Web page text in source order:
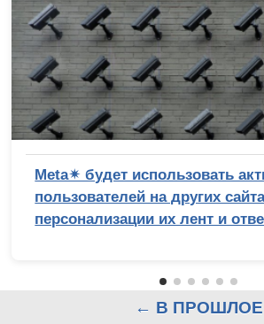
Meta✴ будет использовать
пользователей на других
персонализации их лент и
← В ПРОШЛОЕ